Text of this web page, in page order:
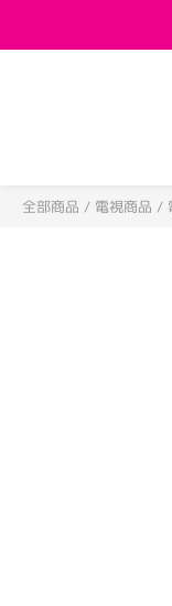
全部商品 / 電視商品 /